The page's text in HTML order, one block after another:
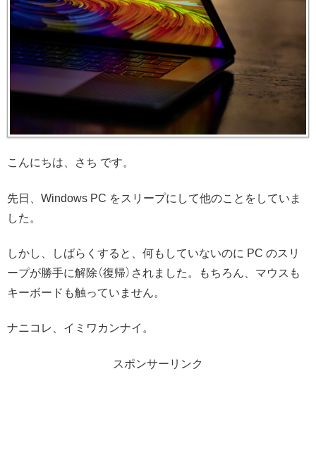
こんにちは、さち です。
先日、Windows PC をスリープにして他のことをしていま
した。
しかし、しばらくすると、何もしていないのに PC のスリ
ープが勝手に解除（復帰）されました。もちろん、マウスも
キーボードも触っていません。
ナニコレ、イミワカンナイ。
スポンサーリンク